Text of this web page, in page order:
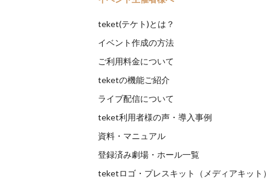
teket(テケト)とは？
イベント作成の方法
ご利用料金について
teketの機能ご紹介
ライブ配信について
teket利用者様の声・導入事例
資料・マニュアル
登録済み劇場・ホール一覧
teketロゴ・プレスキット（メディアキット）